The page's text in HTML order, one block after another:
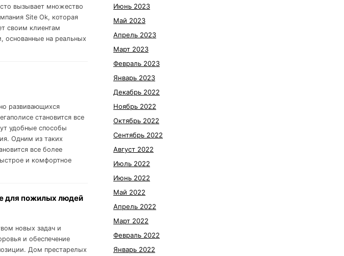
вызывает множество
Site Ok, которая
своим клиентам
основанные на реальных
развивающихся
становится все
удобные способы
Одним из таких
все более
и комфортное
для пожилых людей
новых задач и
и обеспечение
Дом престарелых
Июнь 2023
Май 2023
Апрель 2023
Март 2023
Февраль 2023
Январь 2023
Декабрь 2022
Ноябрь 2022
Октябрь 2022
Сентябрь 2022
Август 2022
Июль 2022
Июнь 2022
Май 2022
Апрель 2022
Март 2022
Февраль 2022
Январь 2022